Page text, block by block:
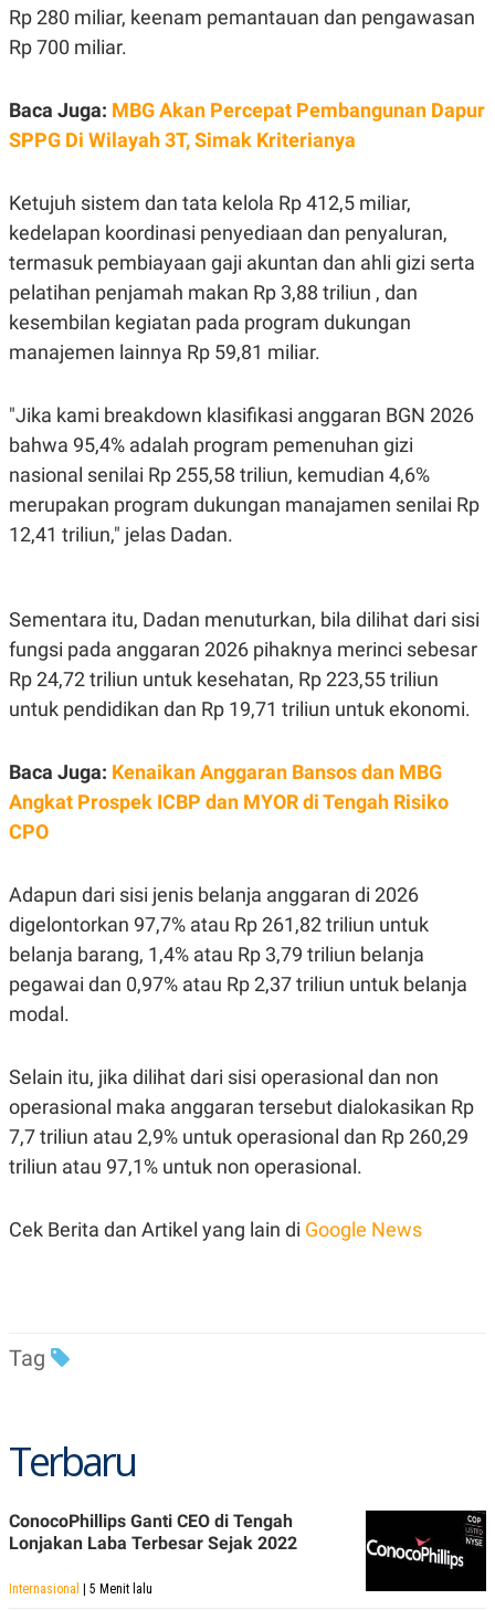
A
T
D
A
G
E
S
K
A
N
T
V
L
S
U
S
JARINGAN
N
A
A
C
A
D
E
S
E
L
E
A
D
L
N
G
A
C
E
K
N
E
E
I
T
P
P
E
D
V
E
R
T
I
N
G
K
G
E
A
.
SITEMAP
SIBER
PRIVACY
Rp 280 miliar, keenam pemantauan dan pengawasan
Rp 700 miliar.
Baca Juga: MBG Akan Percepat Pembangunan Dapur
SPPG Di Wilayah 3T, Simak Kriterianya
Ketujuh sistem dan tata kelola Rp 412,5 miliar,
kedelapan koordinasi penyediaan dan penyaluran,
termasuk pembiayaan gaji akuntan dan ahli gizi serta
pelatihan penjamah makan Rp 3,88 triliun , dan
kesembilan kegiatan pada program dukungan
manajemen lainnya Rp 59,81 miliar.
"Jika kami breakdown klasifikasi anggaran BGN 2026
bahwa 95,4% adalah program pemenuhan gizi
nasional senilai Rp 255,58 triliun, kemudian 4,6%
merupakan program dukungan manajamen senilai Rp
12,41 triliun," jelas Dadan.
Sementara itu, Dadan menuturkan, bila dilihat dari sisi
fungsi pada anggaran 2026 pihaknya merinci sebesar
Rp 24,72 triliun untuk kesehatan, Rp 223,55 triliun
untuk pendidikan dan Rp 19,71 triliun untuk ekonomi.
Baca Juga: Kenaikan Anggaran Bansos dan MBG
Angkat Prospek ICBP dan MYOR di Tengah Risiko
CPO
Adapun dari sisi jenis belanja anggaran di 2026
digelontorkan 97,7% atau Rp 261,82 triliun untuk
belanja barang, 1,4% atau Rp 3,79 triliun belanja
pegawai dan 0,97% atau Rp 2,37 triliun untuk belanja
modal.
Selain itu, jika dilihat dari sisi operasional dan non
operasional maka anggaran tersebut dialokasikan Rp
7,7 triliun atau 2,9% untuk operasional dan Rp 260,29
triliun atau 97,1% untuk non operasional.
Cek Berita dan Artikel yang lain di Google News
Tag
Terbaru
ConocoPhillips Ganti CEO di Tengah
Lonjakan Laba Terbesar Sejak 2022
Internasional | 5 Menit lalu